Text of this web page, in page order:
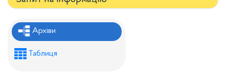
Рішення районної ради
Рішення виконавчого комітету
Розпорядження районного голови
Архіви
Таблиця